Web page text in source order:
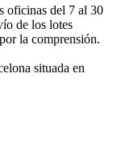
oficinas del 7 al 30
de los lotes
la comprensión.
situada en